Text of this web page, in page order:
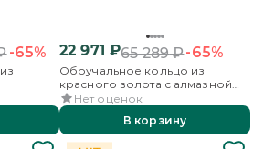
-65% 22 971 ₽65 289₽-65%
Обручальное кольцо из
красного золота с алмазной
гранью
Нет оценок
В корзину